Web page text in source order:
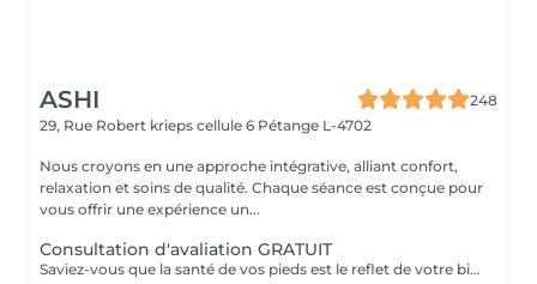
ASHI
248
29, Rue Robert krieps cellule 6 Pétange L-4702
Nous croyons en une approche intégrative, alliant confort,
relaxation et soins de qualité. Chaque séance est conçue pour
vous offrir une expérience un...
Consultation d'avaliation GRATUIT
Saviez-vous que la santé de vos pieds est le reflet de votre bien-être général ? En associant la pédicurie spécialisée à la réflexologie plantaire et aux thérapies intégratives, je vous propose un accompagnement sur mesure. Au-delà du soin technique des affections du pied, je vous aide à relâcher le stress et à retrouver une harmonie profonde entre le corps et l'esprit. Offrez à vos pieds l'attention qu'ils méritent.